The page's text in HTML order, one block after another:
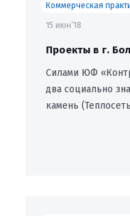
Коммерческая
15 июн’18
Проекты в г.
Силами ЮФ
два социально
камень